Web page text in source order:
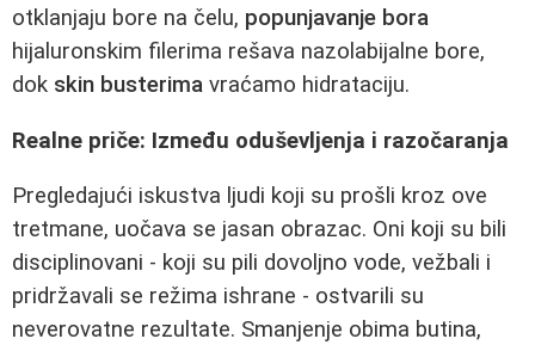
otklanjaju bore na čelu, popunjavanje bora
hijaluronskim filerima rešava nazolabijalne bore,
dok skin busterima vraćamo hidrataciju.
Realne priče: Između oduševljenja i razočaranja
Pregledajući iskustva ljudi koji su prošli kroz ove
tretmane, uočava se jasan obrazac. Oni koji su bili
disciplinovani - koji su pili dovoljno vode, vežbali i
pridržavali se režima ishrane - ostvarili su
neverovatne rezultate. Smanjenje obima butina,